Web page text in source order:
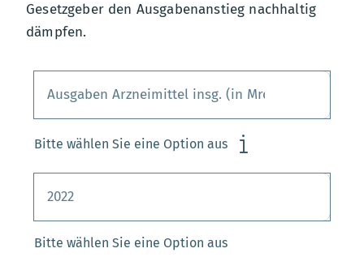
Gesetzgeber den Ausgabenanstieg nachhaltig
dämpfen.
Bitte wählen Sie eine Option aus
Bitte wählen Sie eine Option aus